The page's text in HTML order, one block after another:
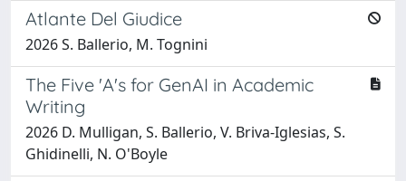
Atlante Del Giudice
2026 S. Ballerio, M. Tognini
The Five 'A's for GenAI in Academic
Writing
2026 D. Mulligan, S. Ballerio, V. Briva-Iglesias, S.
Ghidinelli, N. O'Boyle